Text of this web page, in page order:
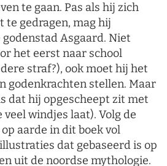
te gaan. Pas als hij zich
te gedragen, mag hij
Asgaard. Niet
het eerst naar school
straf?), ook moet hij het
godenkrachten stellen. Maar
dat hij opgescheept zit met
windjes laat). Volg de
aarde in dit boek vol
dat gebaseerd is op
uit de noordse mythologie.